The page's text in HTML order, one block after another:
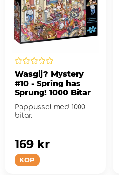
Wasgij? Mystery
#10 - Spring has
Sprung! 1000 Bitar
Pappussel med 1000
bitar.
KÖP
169 kr